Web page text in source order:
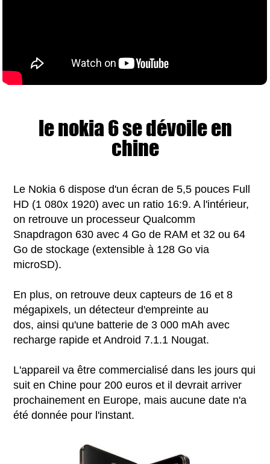
le nokia 6 se dévoile en
chine
Le Nokia 6 dispose d'un écran de 5,5 pouces Full
HD (1 080x 1920) avec un ratio 16:9. A l'intérieur,
on retrouve un processeur Qualcomm
Snapdragon 630 avec 4 Go de RAM et 32 ou 64
Go de stockage (extensible à 128 Go via
microSD).
En plus, on retrouve deux capteurs de 16 et 8
mégapixels, un détecteur d'empreinte au
dos, ainsi qu'une batterie de 3 000 mAh avec
recharge rapide et Android 7.1.1 Nougat.
L'appareil va être commercialisé dans les jours qui
suit en Chine pour 200 euros et il devrait arriver
prochainement en Europe, mais aucune date n'a
été donnée pour l'instant.